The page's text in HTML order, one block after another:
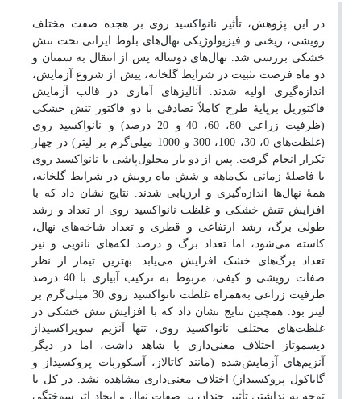
در این پژوهش، تأثیر نانواکسید روی بر هجده صفت مختلف
رویشی، ریختی و فیزیولوژیکی نهال‌های بلوط ایرانی تحت تنش
خشکی بررسی شد. نهال‌های دوساله پس از انتقال به سمنان و
دو ماه فرصت تثبیت در شرایط گلخانه، پیش از شروع آزمایش،
اندازه‌گیری اولیه شدند. آنالیزهای آماری در قالب آزمایش
فاکتوریل برپایۀ طرح کاملاً تصادفی با دو فاکتور تنش خشکی
(ظرفیت زراعی 80، 60، 40
و 20 درصد) و نانواکسید روی
(غلظت‌های 0، 30، 100، 300 و 1000 میلی‌گرم بر لیتر) در چهار
تکرار انجام گرفت. پس از دو بار محلول‌پاشی با نانواکسید روی
با فاصلۀ زمانی یک‌ماهه و شش ماه رویش در شرایط گلخانه،
همۀ نهال‌ها اندازه‌گیری و ارزیابی شدند. نتایج نشان داد که با
افزایش تنش خشکی و غلظت نانواکسید روی از تعداد و رشد
طولی برگ، رشد ارتفاعی و قطری و تعداد شاخه‌های نهال،
کاسته می‌شود، اما تعداد برگ و درصد لکه‌های نانویی و نیز
تعداد برگ‌های خشک افزایش می‌یابد. بهترین تیمار از نظر
صفات رویشی و کیفی، مربوط به ترکیب آبیاری با 40 درصد
ظرفیت زراعی به‌همراه غلظت نانواکسید روی 30 میلی‌گرم بر
لیتر بود. همچنین نتایج نشان داد که با افزایش تنش خشکی در
غلظت‌های مختلف نانواکسید روی، تنها آنزیم سوپراکسیداز
دیسموتاز اختلاف معنی‌داری با شاهد داشت، اما در دیگر
آنزیم‌های آزمایش‌شده (مانند کاتالاز، آسکوربات پروکسیداز و
گایاکول پروکسیداز) اختلاف معنی‌داری مشاهده نشد. در کل با
توجه به نداشتن تأثیر چندان بر صفات نهال و ایجاد اثر سوختگی